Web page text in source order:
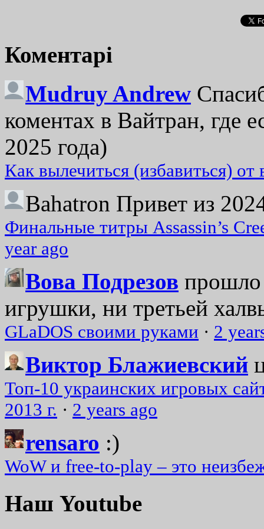
Коментарі
Mudruy Andrew
коментах в Вайтран, где
2025 года)
Как вылечиться (избавиться)
Bahatron Привет из
Финальные титры Assassin’s
year ago
Вова Подрезов прошло
игрушки, ни третьей
GLaDOS своими руками · 2
Виктор Блажиевский
Топ-10 украинских игровых
2013 г. · 2 years ago
rensaro :)
WoW и free-to-play – это
Наш Youtube